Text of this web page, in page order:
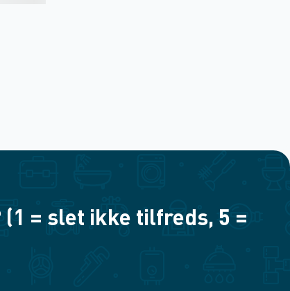
= slet ikke tilfreds, 5 =